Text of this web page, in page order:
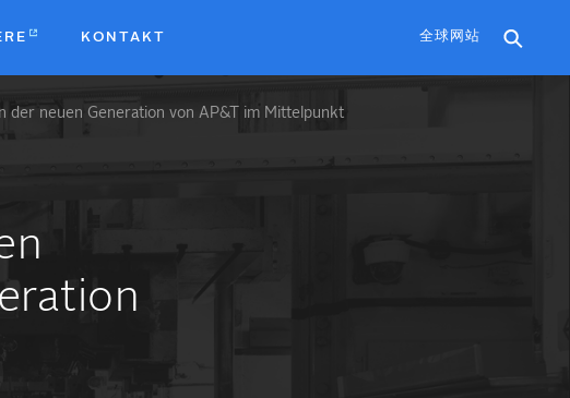
KONTAKT 全球网站
der neuen Generation von AP&T im Mittelpunkt